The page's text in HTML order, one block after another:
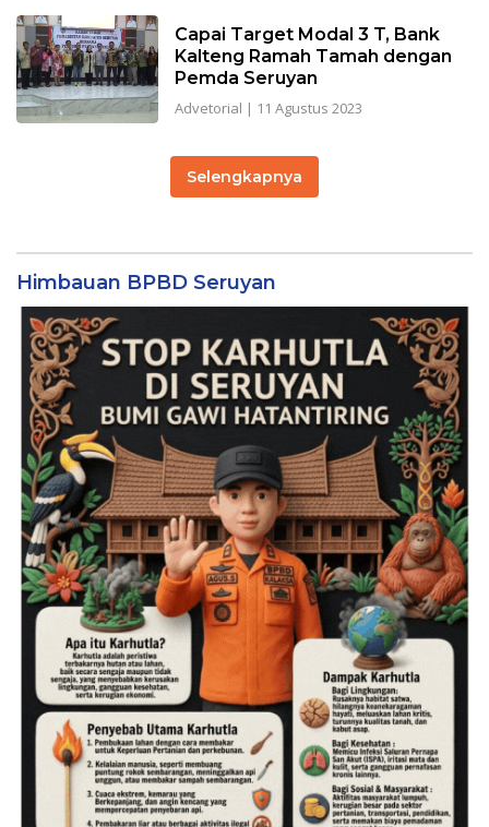
Capai Target Modal 3 T, Bank
Kalteng Ramah Tamah dengan
Pemda Seruyan
Advetorial | 11 Agustus 2023
Selengkapnya
Himbauan BPBD Seruyan